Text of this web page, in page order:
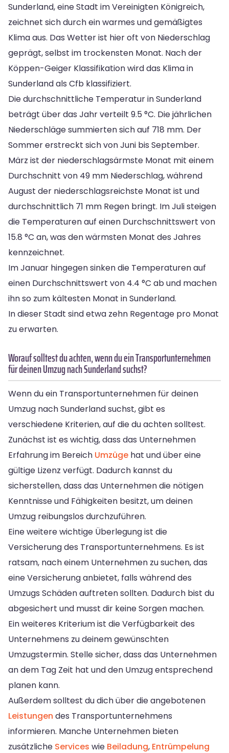
Sunderland, eine Stadt im Vereinigten Königreich,
zeichnet sich durch ein warmes und gemäßigtes
Klima aus. Das Wetter ist hier oft von Niederschlag
geprägt, selbst im trockensten Monat. Nach der
Köppen-Geiger Klassifikation wird das Klima in
Sunderland als Cfb klassifiziert.
Die durchschnittliche Temperatur in Sunderland
beträgt über das Jahr verteilt 9.5 °C. Die jährlichen
Niederschläge summierten sich auf 718 mm. Der
Sommer erstreckt sich von Juni bis September.
März ist der niederschlagsärmste Monat mit einem
Durchschnitt von 49 mm Niederschlag, während
August der niederschlagsreichste Monat ist und
durchschnittlich 71 mm Regen bringt. Im Juli steigen
die Temperaturen auf einen Durchschnittswert von
15.8 °C an, was den wärmsten Monat des Jahres
kennzeichnet.
Im Januar hingegen sinken die Temperaturen auf
einen Durchschnittswert von 4.4 °C ab und machen
ihn so zum kältesten Monat in Sunderland.
In dieser Stadt sind etwa zehn Regentage pro Monat
zu erwarten.
Worauf solltest du achten, wenn du ein Transportunternehmen
für deinen Umzug nach Sunderland suchst?
Wenn du ein Transportunternehmen für deinen
Umzug nach Sunderland suchst, gibt es
verschiedene Kriterien, auf die du achten solltest.
Zunächst ist es wichtig, dass das Unternehmen
Erfahrung im Bereich Umzüge hat und über eine
gültige Lizenz verfügt. Dadurch kannst du
sicherstellen, dass das Unternehmen die nötigen
Kenntnisse und Fähigkeiten besitzt, um deinen
Umzug reibungslos durchzuführen.
Eine weitere wichtige Überlegung ist die
Versicherung des Transportunternehmens. Es ist
ratsam, nach einem Unternehmen zu suchen, das
eine Versicherung anbietet, falls während des
Umzugs Schäden auftreten sollten. Dadurch bist du
abgesichert und musst dir keine Sorgen machen.
Ein weiteres Kriterium ist die Verfügbarkeit des
Unternehmens zu deinem gewünschten
Umzugstermin. Stelle sicher, dass das Unternehmen
an dem Tag Zeit hat und den Umzug entsprechend
planen kann.
Außerdem solltest du dich über die angebotenen
Leistungen des Transportunternehmens
informieren. Manche Unternehmen bieten
zusätzliche Services wie Beiladung, Entrümpelung